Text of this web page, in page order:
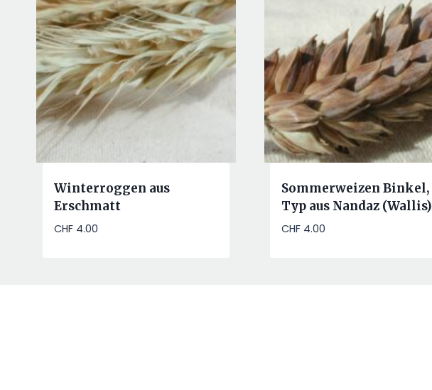
Winterroggen aus
Erschmatt
CHF4.00
Sommerweizen Binkel,
Typ aus Nandaz (Wallis)
CHF 4.00